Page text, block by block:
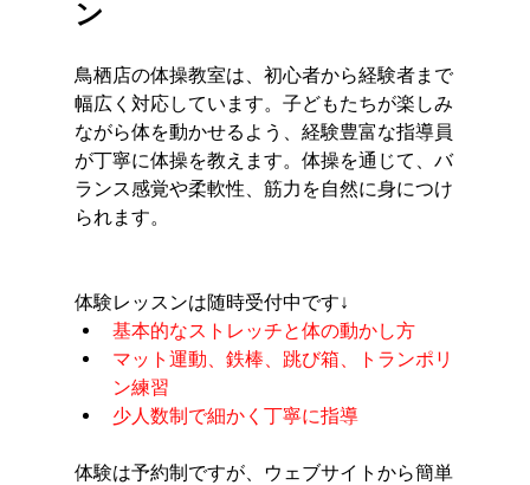
ン
鳥栖店の体操教室は、初心者から経験者まで
幅広く対応しています。子どもたちが楽しみ
ながら体を動かせるよう、経験豊富な指導員
が丁寧に体操を教えます。体操を通じて、バ
ランス感覚や柔軟性、筋力を自然に身につけ
られます。
体験レッスンは随時受付中です↓
基本的なストレッチと体の動かし方
マット運動、鉄棒、跳び箱、トランポリ
ン練習
少人数制で細かく丁寧に指導
体験は予約制ですが、ウェブサイトから簡単